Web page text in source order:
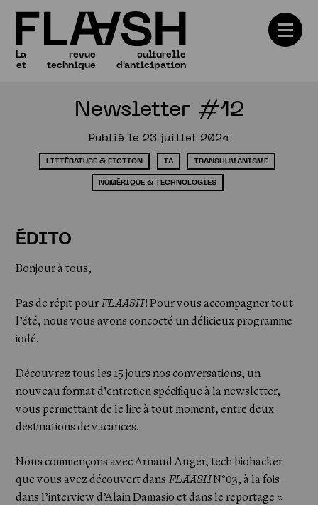
Numéros
La
et
revue
technique
culturelle
d'anticipation
Newsletter #12
Publié le 23 juillet 2024
LITTÉRATURE & FICTION IA TRANSHUMANISME
NUMÉRIQUE & TECHNOLOGIES
ÉDITO
Bonjour à tous,
Pas de répit pourFLAASH! Pour vous accompagner tout
l’été, nous vous avons concocté un délicieux programme
iodé.
Découvrez tous les 15 jours nos conversations, un
nouveau format d’entretien spécifique à la newsletter,
vous permettant de le lire à tout moment, entre deux
destinations de vacances.
Nous commençons avec Arnaud Auger, tech biohacker
que vous avez découvert dansFLAASHN°03, à la fois
dans l’interview d’Alain Damasio et dans le reportage «